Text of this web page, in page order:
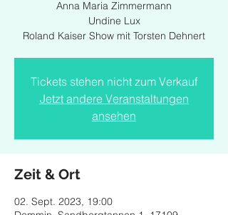
Anna Maria Zimmermann
Undine Lux
Roland Kaiser Show mit Torsten Dehnert
Tickets stehen nicht zum Verkauf
Jetzt andere Veranstaltungen
ansehen
Zeit & Ort
02. Sept. 2023, 19:00